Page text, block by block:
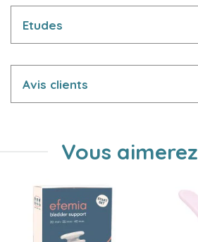
Etudes
Avis clients
Vous